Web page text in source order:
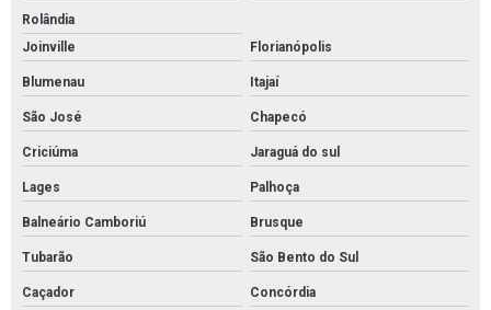
Rolândia
Joinville
Florianópolis
Blumenau Itajaí
São José Chapecó
Criciúma Jaraguá do sul
Lages Palhoça
Balneário Camboriú Brusque
Tubarão São Bento do Sul
Caçador Concórdia